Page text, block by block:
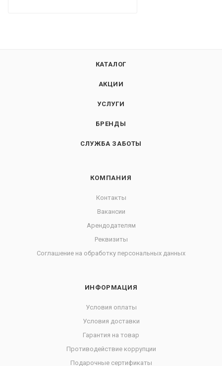
КАТАЛОГ
АКЦИИ
УСЛУГИ
БРЕНДЫ
СЛУЖБА ЗАБОТЫ
КОМПАНИЯ
Контакты
Вакансии
Арендодателям
Реквизиты
Соглашение на обработку персональных данных
ИНФОРМАЦИЯ
Условия оплаты
Условия доставки
Гарантия на товар
Противодействие коррупции
Подарочные сертификаты